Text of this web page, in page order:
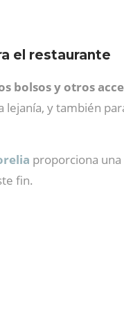
el restaurante
bolsos y otros
lejanía, y también
proporciona una
fin.